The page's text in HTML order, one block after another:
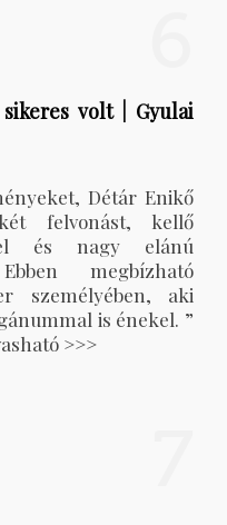
volt | Gyulai
Détár Enikő
felvonást, kellő
és nagy elánú
megbízható
személyében, aki
is énekel. ”
>>>